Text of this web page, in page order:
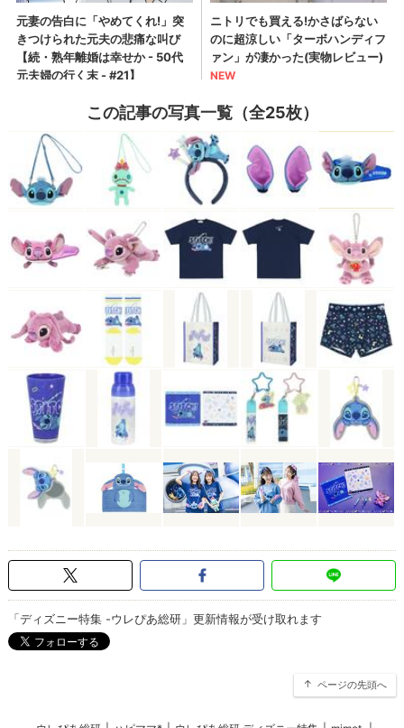
この記事の写真一覧（全25枚）
「ディズニー特集 -ウレぴあ総研」更新情報が受け取れます
ページの先頭へ